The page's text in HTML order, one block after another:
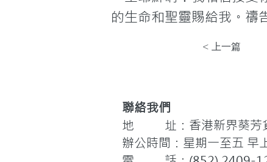
的生命和聖靈賜給我。禱
< 上一篇
聯絡我們
地 址：香港新界葵芳貨
辦公時間：星期一至五 早